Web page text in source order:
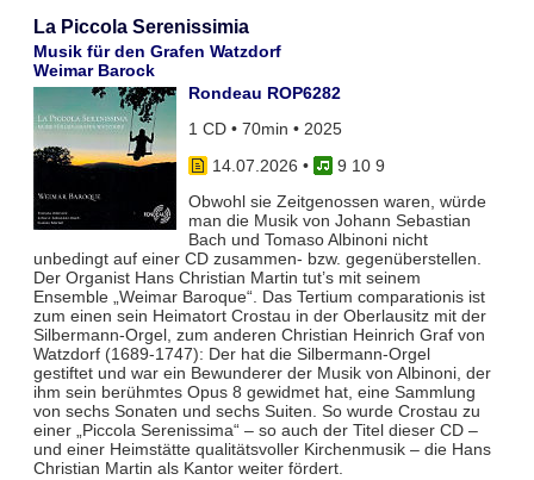
La Piccola Serenissimia
Musik für den Grafen Watzdorf
Weimar Barock
Rondeau ROP6282
1 CD • 70min • 2025
14.07.2026 •
9 10 9
Obwohl sie Zeitgenossen waren, würde
man die Musik von Johann Sebastian
Bach und Tomaso Albinoni nicht
unbedingt auf einer CD zusammen- bzw. gegenüberstellen.
Der Organist Hans Christian Martin tut’s mit seinem
Ensemble „Weimar Baroque“. Das Tertium comparationis ist
zum einen sein Heimatort Crostau in der Oberlausitz mit der
Silbermann-Orgel, zum anderen Christian Heinrich Graf von
Watzdorf (1689-1747): Der hat die Silbermann-Orgel
gestiftet und war ein Bewunderer der Musik von Albinoni, der
ihm sein berühmtes Opus 8 gewidmet hat, eine Sammlung
von sechs Sonaten und sechs Suiten. So wurde Crostau zu
einer „Piccola Serenissima“ – so auch der Titel dieser CD –
und einer Heimstätte qualitätsvoller Kirchenmusik – die Hans
Christian Martin als Kantor weiter fördert.